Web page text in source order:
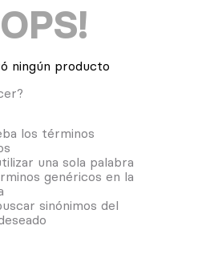
ningún producto
los términos
una sola palabra
genéricos en la
sinónimos del